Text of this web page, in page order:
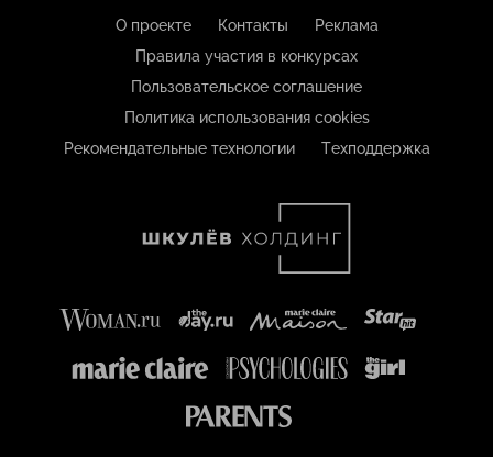
О проекте Контакты
Реклама
Правила участия в конкурсах
Пользовательское соглашение
Политика использования cookies
Рекомендательные технологии
Техподдержка